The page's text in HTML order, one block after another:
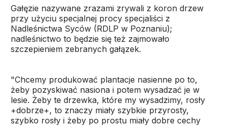
Gałęzie nazywane zrazami zrywali z koron drzew
przy użyciu specjalnej procy specjaliści z
Nadleśnictwa Syców (RDLP w Poznaniu);
nadleśnictwo to będzie się też zajmowało
szczepieniem zebranych gałązek.
"Chcemy produkować plantacje nasienne po to,
żeby pozyskiwać nasiona i potem wysadzać je w
lesie. Żeby te drzewka, które my wysadzimy, rosły
+dobrze+, to znaczy miały szybkie przyrosty,
szybko rosły i żeby po prostu miały dobre cechy